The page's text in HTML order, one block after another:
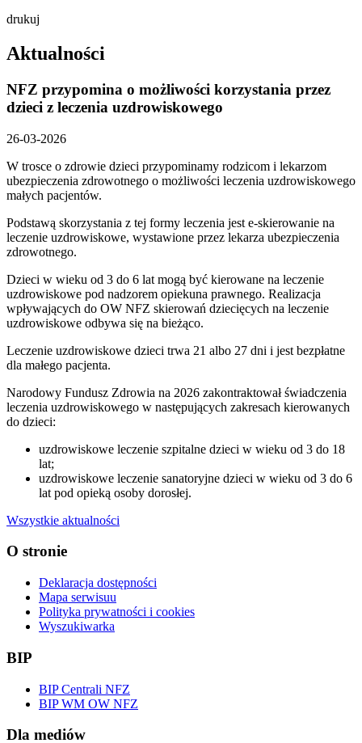
drukuj
Aktualności
NFZ przypomina o możliwości korzystania przez
dzieci z leczenia uzdrowiskowego
26-03-2026
W trosce o zdrowie dzieci przypominamy rodzicom i lekarzom
ubezpieczenia zdrowotnego o możliwości leczenia uzdrowiskowego
małych pacjentów.
Podstawą skorzystania z tej formy leczenia jest e-skierowanie na
leczenie uzdrowiskowe, wystawione przez lekarza ubezpieczenia
zdrowotnego.
Dzieci w wieku od 3 do 6 lat mogą być kierowane na leczenie
uzdrowiskowe pod nadzorem opiekuna prawnego. Realizacja
wpływających do OW NFZ skierowań dziecięcych na leczenie
uzdrowiskowe odbywa się na bieżąco.
Leczenie uzdrowiskowe dzieci trwa 21 albo 27 dni i jest bezpłatne
dla małego pacjenta.
Narodowy Fundusz Zdrowia na 2026 zakontraktował świadczenia
leczenia uzdrowiskowego w następujących zakresach kierowanych
do dzieci:
uzdrowiskowe leczenie szpitalne dzieci w wieku od 3 do 18
lat;
uzdrowiskowe leczenie sanatoryjne dzieci w wieku od 3 do 6
lat pod opieką osoby dorosłej.
Wszystkie aktualności
O stronie
Deklaracja dostępności
Mapa serwisuu
Polityka prywatności i cookies
Wyszukiwarka
BIP
BIP Centrali NFZ
BIP WM OW NFZ
Dla mediów